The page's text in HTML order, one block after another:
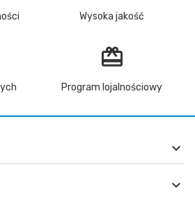
Wysoka jakość
redeem
Program lojalnościowy

